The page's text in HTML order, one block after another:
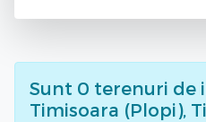
Sunt 0 terenuri de
Timisoara (Plopi),